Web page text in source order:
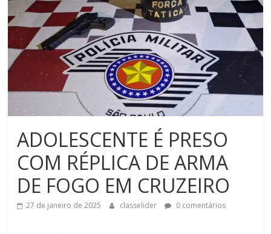
ADOLESCENTE É PRESO
COM RÉPLICA DE ARMA
DE FOGO EM CRUZEIRO
27 de janeiro de 2025 classelider 0 comentários